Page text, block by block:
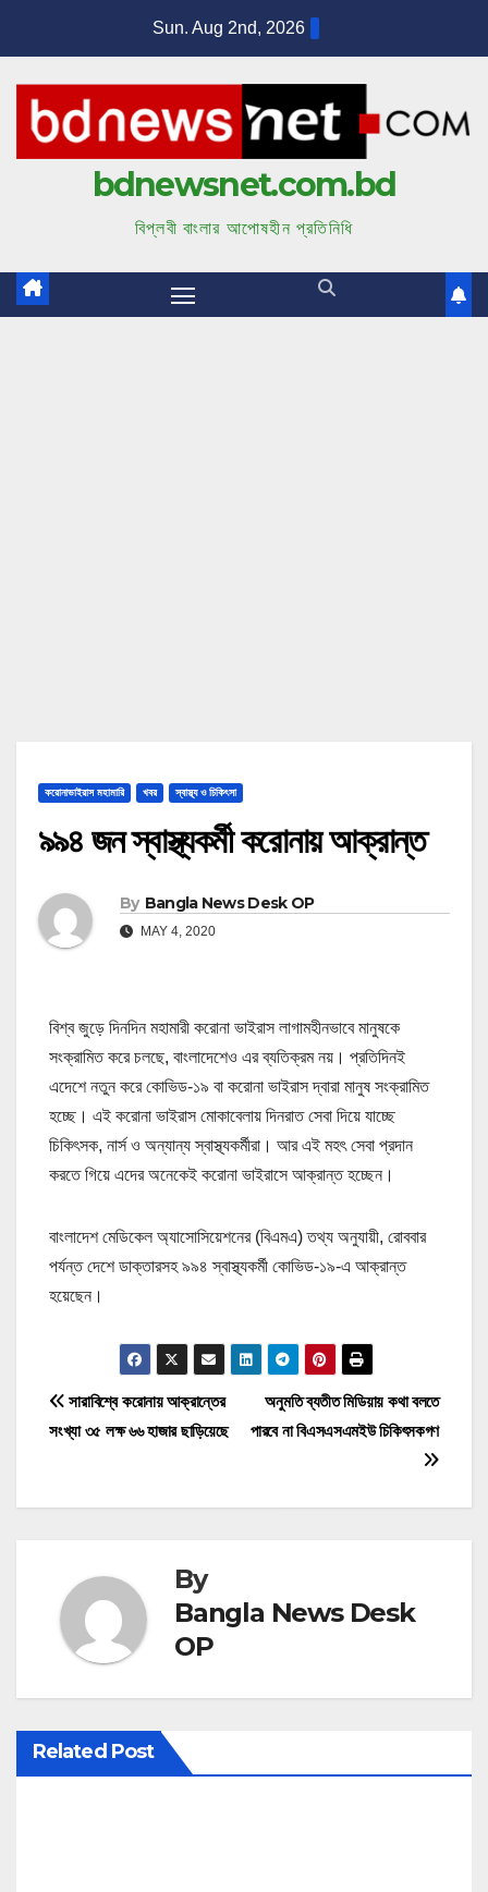
n
Sun. Aug 2nd, 2026
bdnewsnet.com.bd
বিপ্লবী বাংলার আপোষহীন প্রতিনিধি
করোনাভাইরাস মহামারি খবর স্বাস্থ্য ও চিকিৎসা
৯৯৪ জন স্বাস্থ্যকর্মী করোনায় আক্রান্ত
By Bangla News Desk OP
MAY 4, 2020
বিশ্ব জুড়ে দিনদিন মহামারী করোনা ভাইরাস লাগামহীনভাবে মানুষকে
সংক্রামিত করে চলছে, বাংলাদেশেও এর ব্যতিক্রম নয়। প্রতিদিনই
এদেশে নতুন করে কোভিড-১৯ বা করোনা ভাইরাস দ্বারা মানুষ সংক্রামিত
হচ্ছে। এই করোনা ভাইরাস মোকাবেলায় দিনরাত সেবা দিয়ে যাচ্ছে
চিকিৎসক, নার্স ও অন্যান্য স্বাস্থ্যকর্মীরা। আর এই মহৎ সেবা প্রদান
করতে গিয়ে এদের অনেকেই করোনা ভাইরাসে আক্রান্ত হচ্ছেন।
বাংলাদেশ মেডিকেল অ্যাসোসিয়েশনের (বিএমএ) তথ্য অনুযায়ী, রোববার
পর্যন্ত দেশে ডাক্তারসহ ৯৯৪ স্বাস্থ্যকর্মী কোভিড-১৯-এ আক্রান্ত
হয়েছেন।
P
s
n
a
i
g
অনুমতি ব্যতীত মিডিয়ায় কথা বলতে
পারবে না বিএসএসএমইউ চিকিৎসকগণ
সারাবিশ্বে করোনায় আক্রান্তের
সংখ্যা ৩৫ লক্ষ ৬৬ হাজার ছাড়িয়েছে
By
Bangla News Desk
OP
Related Post